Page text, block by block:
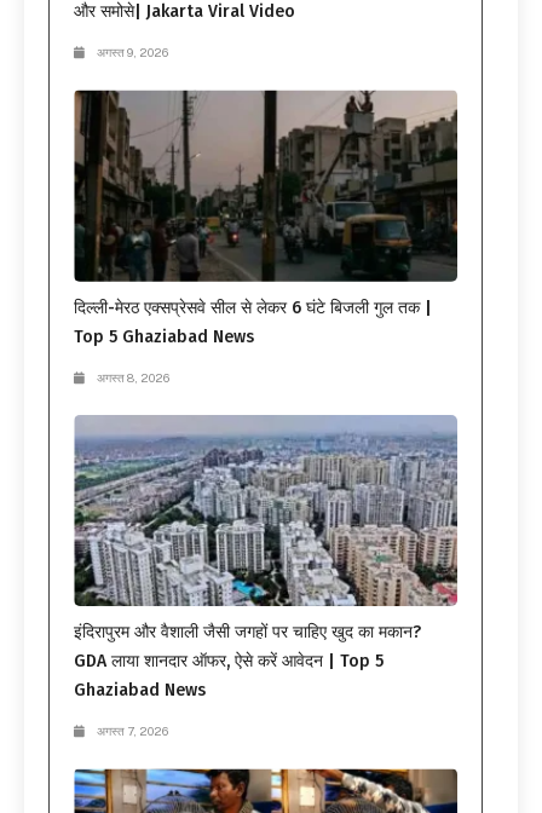
और समोसे| Jakarta Viral Video
अगस्त 9, 2026
दिल्ली-मेरठ एक्सप्रेसवे सील से लेकर 6 घंटे बिजली गुल तक |
Top 5 Ghaziabad News
अगस्त 8, 2026
इंदिरापुरम और वैशाली जैसी जगहों पर चाहिए खुद का मकान?
GDA लाया शानदार ऑफर, ऐसे करें आवेदन | Top 5
Ghaziabad News
अगस्त 7, 2026